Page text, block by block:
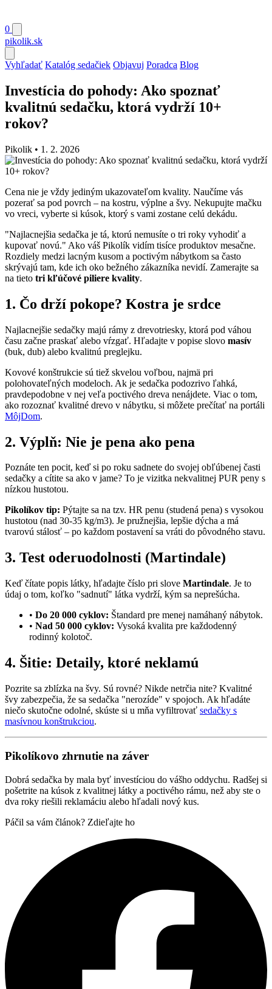
0
pikolik.sk
Vyhľadať Katalóg sedačiek Objavuj Poradca Blog
Investícia do pohody: Ako spoznať
kvalitnú sedačku, ktorá vydrží 10+
rokov?
Pikolik • 1. 2. 2026
Cena nie je vždy jediným ukazovateľom kvality. Naučíme vás
pozerať sa pod povrch – na kostru, výplne a švy. Nekupujte mačku
vo vreci, vyberte si kúsok, ktorý s vami zostane celú dekádu.
"Najlacnejšia sedačka je tá, ktorú nemusíte o tri roky vyhodiť a
kupovať novú." Ako váš Pikolík vidím tisíce produktov mesačne.
Rozdiely medzi lacným kusom a poctivým nábytkom sa často
skrývajú tam, kde ich oko bežného zákazníka nevidí. Zamerajte sa
na tieto tri kľúčové piliere kvality.
1. Čo drží pokope? Kostra je srdce
Najlacnejšie sedačky majú rámy z drevotriesky, ktorá pod váhou
času začne praskať alebo vŕzgať. Hľadajte v popise slovo masív
(buk, dub) alebo kvalitnú preglejku.
Kovové konštrukcie sú tiež skvelou voľbou, najmä pri
polohovateľných modeloch. Ak je sedačka podozrivo ľahká,
pravdepodobne v nej veľa poctivého dreva nenájdete. Viac o tom,
ako rozoznať kvalitné drevo v nábytku, si môžete prečítať na portáli
MôjDom.
2. Výplň: Nie je pena ako pena
Poznáte ten pocit, keď si po roku sadnete do svojej obľúbenej časti
sedačky a cítite sa ako v jame? To je vizitka nekvalitnej PUR peny s
nízkou hustotou.
Pikolíkov tip: Pýtajte sa na tzv. HR penu (studená pena) s vysokou
hustotou (nad 30-35 kg/m3). Je pružnejšia, lepšie dýcha a má
tvarovú stálosť – po každom postavení sa vráti do pôvodného stavu.
3. Test oderuodolnosti (Martindale)
Keď čítate popis látky, hľadajte číslo pri slove Martindale. Je to
údaj o tom, koľko "sadnutí" látka vydrží, kým sa neprešúcha.
• Do 20 000 cyklov: Štandard pre menej namáhaný nábytok.
• Nad 50 000 cyklov: Vysoká kvalita pre každodenný
rodinný kolotoč.
4. Šitie: Detaily, ktoré neklamú
Pozrite sa zblízka na švy. Sú rovné? Nikde netrčia nite? Kvalitné
švy zabezpečia, že sa sedačka "nerozíde" v spojoch. Ak hľadáte
niečo skutočne odolné, skúste si u mňa vyfiltrovať sedačky s
masívnou konštrukciou.
Pikolíkovo zhrnutie na záver
Dobrá sedačka by mala byť investíciou do vášho oddychu. Radšej si
pošetrite na kúsok z kvalitnej látky a poctivého rámu, než aby ste o
dva roky riešili reklamáciu alebo hľadali nový kus.
Páčil sa vám článok? Zdieľajte ho